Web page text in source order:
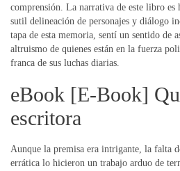
comprensión. La narrativa de este libro es
sutil delineación de personajes y diálogo
tapa de esta memoria, sentí un sentido de
altruismo de quienes están en la fuerza
franca de sus luchas diarias.
eBook [E-Book]
escritora
Aunque la premisa era intrigante, la falta
errática lo hicieron un trabajo arduo de